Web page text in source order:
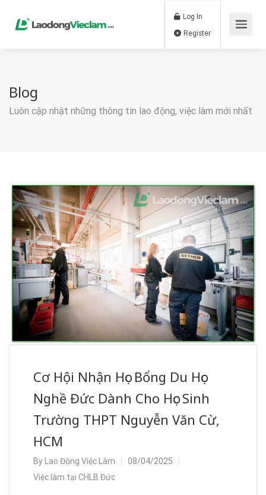
Log In
Blog
Luôn cập nhật những thông tin lao động, việc làm mới nhất
Cơ Hội Nhận Học Bổng Du Học
Nghề Đức Dành Cho Học Sinh
Trường THPT Nguyễn Văn Cừ,
HCM
By Lao Động Việc Làm
08/04/2025
Việc làm tại CHLB Đức